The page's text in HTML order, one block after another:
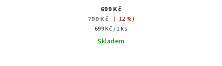
699 Kč
799 Kč (–12 %)
Měrná
cena:
699 Kč / 1 ks
Skladem